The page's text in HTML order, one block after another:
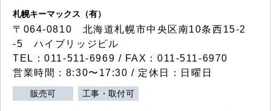
札幌キーマックス（有）
〒064-0810 北海道札幌市中央区南10条西15-2
-5 ハイブリッジビル
TEL：011-511-6969 / FAX：011-511-6970
営業時間：8:30〜17:30 / 定休日：日曜日
販売可 工事・取付可